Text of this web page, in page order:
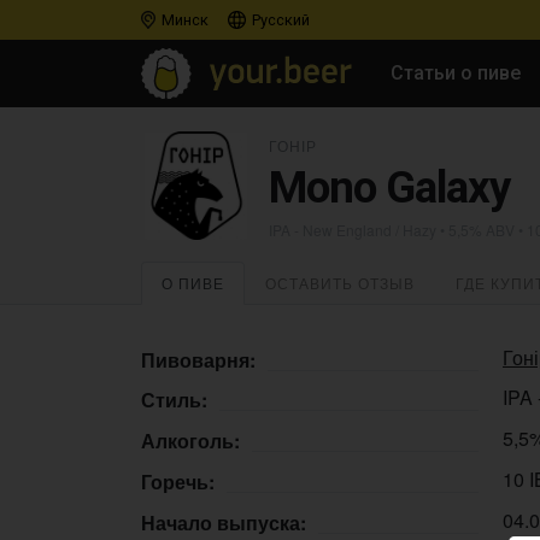
Минск Русский
Статьи о пиве
Mono Galaxy
О ПИВЕ
Пивоварня:
Стиль:
Алкоголь:
Горечь:
10
Начало выпуска: